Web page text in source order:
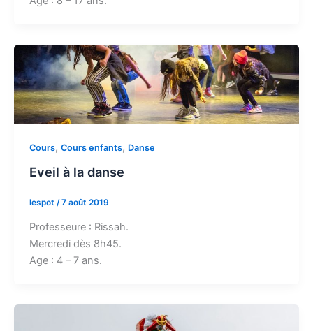
Cours, Cours enfants, Danse
Eveil à la danse
lespot /7 août 2019
Professeure : Rissah.
Mercredi dès 8h45.
Age : 4 – 7 ans.